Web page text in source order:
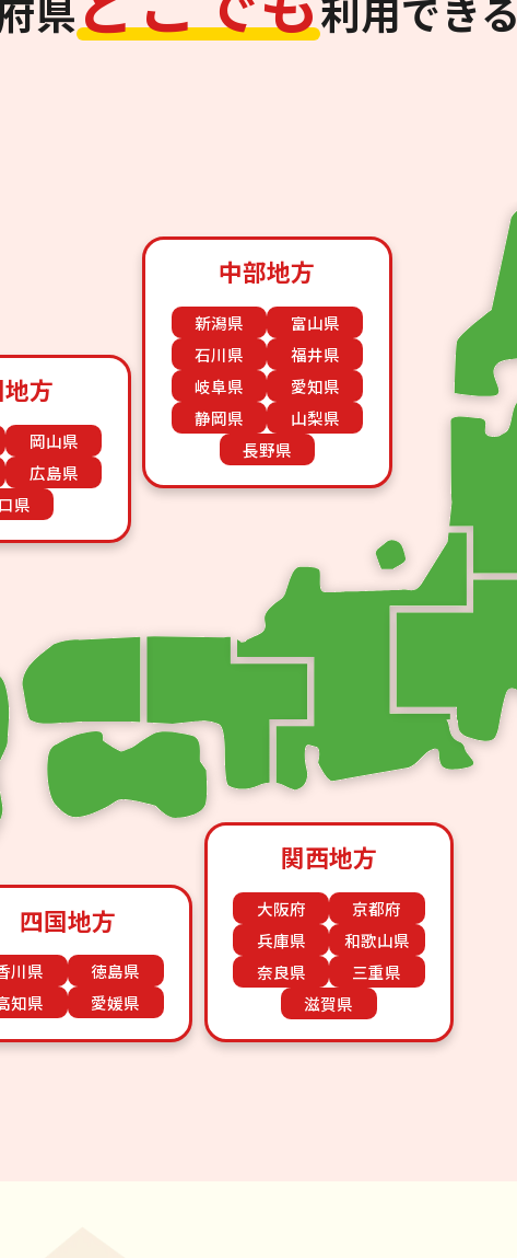
県 利用できる
中部地方
新潟県
富山県
石川県
福井県
岐阜県
愛知県
静岡県
山梨県
長野県
関西地方
大阪府
京都府
兵庫県
和歌山県
奈良県
三重県
滋賀県
四国地方
川県
徳島県
知県
愛媛県
方
岡山県
広島県
県